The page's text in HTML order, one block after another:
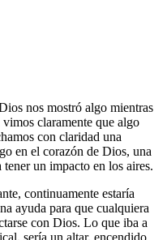
nos mostró algo mientras
claramente que algo
con claridad una
en el corazón de Dios, una
un impacto en los aires.
continuamente estaría
ayuda para que cualquiera
con Dios. Lo que iba a